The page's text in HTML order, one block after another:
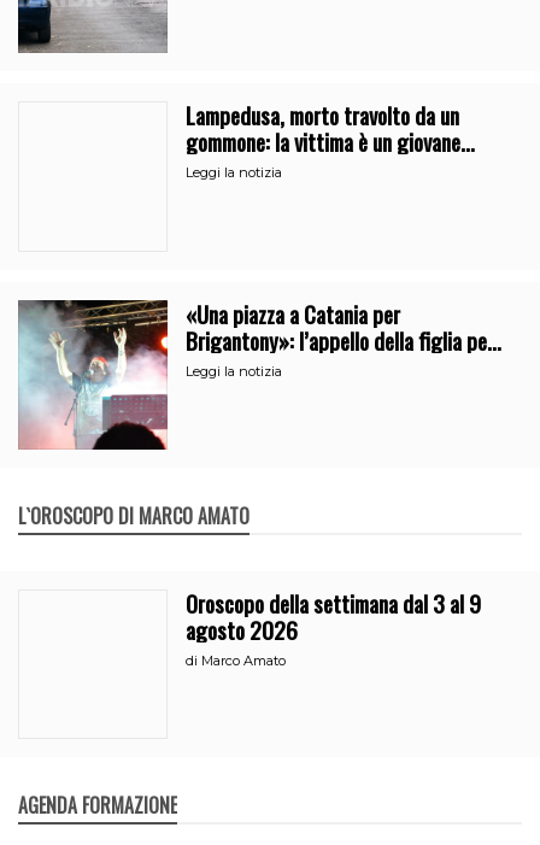
Lampedusa, morto travolto da un
gommone: la vittima è un giovane
regista di Caltanissetta
Leggi la notizia
«Una piazza a Catania per
Brigantony»: l’appello della figlia per
la memoria del cantante popolare
Leggi la notizia
L`OROSCOPO DI MARCO AMATO
Oroscopo della settimana dal 3 al 9
agosto 2026
di Marco Amato
AGENDA FORMAZIONE